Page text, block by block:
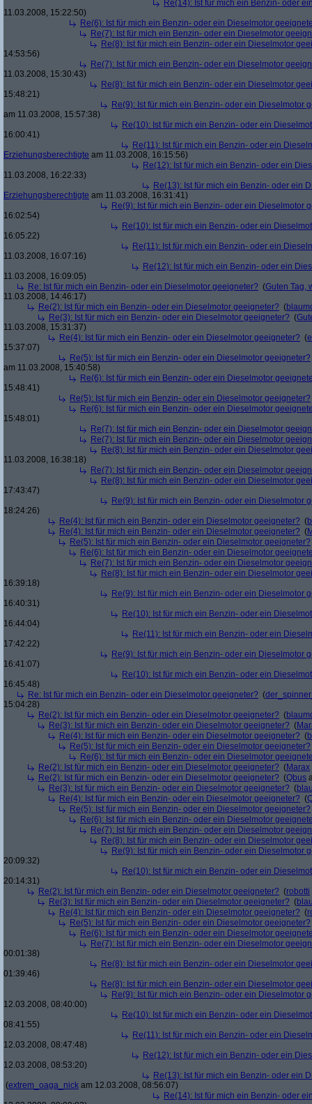
Re(14): Ist für mich ein Benzin- oder
11.03.2008, 15:22:50)
Re(6): Ist für mich ein Benzin- oder ein Dieselmotor
Re(7): Ist für mich ein Benzin- oder ein Dieselmotor
Re(8): Ist für mich ein Benzin- oder ein Dieselmotor
14:53:56)
Re(7): Ist für mich ein Benzin- oder ein Dieselmotor
11.03.2008, 15:30:43)
Re(8): Ist für mich ein Benzin- oder ein Dieselmotor
15:48:21)
Re(9): Ist für mich ein Benzin- oder ein Dieselmotor
am 11.03.2008, 15:57:38)
Re(10): Ist für mich ein Benzin- oder ein
16:00:41)
Re(11): Ist für mich ein Benzin- oder ein
Erziehungsberechtigte am 11.03.2008, 16:15:56)
Re(12): Ist für mich ein Benzin- oder ein
11.03.2008, 16:22:33)
Re(13): Ist für mich ein Benzin- oder ein
Erziehungsberechtigte am 11.03.2008, 16:31:41)
Re(9): Ist für mich ein Benzin- oder ein Dieselmotor
16:02:54)
Re(10): Ist für mich ein Benzin- oder ein
16:05:22)
Re(11): Ist für mich ein Benzin- oder ein
11.03.2008, 16:07:16)
Re(12): Ist für mich ein Benzin- oder ein
11.03.2008, 16:09:05)
Re: Ist für mich ein Benzin- oder ein Dieselmotor geeigneter? (Guten Tag,
11.03.2008, 14:46:17)
Re(2): Ist für mich ein Benzin- oder ein Dieselmotor geeigneter? (
Re(3): Ist für mich ein Benzin- oder ein Dieselmotor geeigneter? (
11.03.2008, 15:31:37)
Re(4): Ist für mich ein Benzin- oder ein Dieselmotor geeigneter? (
15:37:07)
Re(5): Ist für mich ein Benzin- oder ein Dieselmotor geeigneter?
am 11.03.2008, 15:40:58)
Re(6): Ist für mich ein Benzin- oder ein Dieselmotor
15:48:41)
Re(5): Ist für mich ein Benzin- oder ein Dieselmotor geeigneter?
Re(6): Ist für mich ein Benzin- oder ein Dieselmotor
15:48:01)
Re(7): Ist für mich ein Benzin- oder ein Dieselmotor
Re(7): Ist für mich ein Benzin- oder ein Dieselmotor
Re(8): Ist für mich ein Benzin- oder ein Dieselmotor
11.03.2008, 16:38:18)
Re(7): Ist für mich ein Benzin- oder ein Dieselmotor
Re(8): Ist für mich ein Benzin- oder ein Dieselmotor
17:43:47)
Re(9): Ist für mich ein Benzin- oder ein Dieselmotor
18:24:26)
Re(4): Ist für mich ein Benzin- oder ein Dieselmotor geeigneter? (
Re(4): Ist für mich ein Benzin- oder ein Dieselmotor geeigneter? (
Re(5): Ist für mich ein Benzin- oder ein Dieselmotor geeigneter?
Re(6): Ist für mich ein Benzin- oder ein Dieselmotor
Re(7): Ist für mich ein Benzin- oder ein Dieselmotor
Re(8): Ist für mich ein Benzin- oder ein Dieselmotor
16:39:18)
Re(9): Ist für mich ein Benzin- oder ein Dieselmotor
16:40:31)
Re(10): Ist für mich ein Benzin- oder ein
16:44:04)
Re(11): Ist für mich ein Benzin- oder ein
17:42:22)
Re(9): Ist für mich ein Benzin- oder ein Dieselmotor
16:41:07)
Re(10): Ist für mich ein Benzin- oder ein
16:45:48)
Re: Ist für mich ein Benzin- oder ein Dieselmotor geeigneter? (
15:04:28)
Re(2): Ist für mich ein Benzin- oder ein Dieselmotor geeigneter? (
Re(3): Ist für mich ein Benzin- oder ein Dieselmotor geeigneter? (
Re(4): Ist für mich ein Benzin- oder ein Dieselmotor geeigneter? (
Re(5): Ist für mich ein Benzin- oder ein Dieselmotor geeigneter?
Re(6): Ist für mich ein Benzin- oder ein Dieselmotor
Re(2): Ist für mich ein Benzin- oder ein Dieselmotor geeigneter? (Marax
Re(2): Ist für mich ein Benzin- oder ein Dieselmotor geeigneter? (Qbus
Re(3): Ist für mich ein Benzin- oder ein Dieselmotor geeigneter? (
Re(4): Ist für mich ein Benzin- oder ein Dieselmotor geeigneter? (
Re(5): Ist für mich ein Benzin- oder ein Dieselmotor geeigneter?
Re(6): Ist für mich ein Benzin- oder ein Dieselmotor
Re(7): Ist für mich ein Benzin- oder ein Dieselmotor
Re(8): Ist für mich ein Benzin- oder ein Dieselmotor
Re(9): Ist für mich ein Benzin- oder ein Dieselmotor
20:09:32)
Re(10): Ist für mich ein Benzin- oder ein
20:14:31)
Re(2): Ist für mich ein Benzin- oder ein Dieselmotor geeigneter? (robotti
Re(3): Ist für mich ein Benzin- oder ein Dieselmotor geeigneter? (
Re(4): Ist für mich ein Benzin- oder ein Dieselmotor geeigneter? (
Re(5): Ist für mich ein Benzin- oder ein Dieselmotor geeigneter?
Re(6): Ist für mich ein Benzin- oder ein Dieselmotor
Re(7): Ist für mich ein Benzin- oder ein Dieselmotor
00:01:38)
Re(8): Ist für mich ein Benzin- oder ein Dieselmotor
01:39:46)
Re(8): Ist für mich ein Benzin- oder ein Dieselmotor
Re(9): Ist für mich ein Benzin- oder ein Dieselmotor
12.03.2008, 08:40:00)
Re(10): Ist für mich ein Benzin- oder ein
08:41:55)
Re(11): Ist für mich ein Benzin- oder ein
12.03.2008, 08:47:48)
Re(12): Ist für mich ein Benzin- oder ein
12.03.2008, 08:53:20)
Re(13): Ist für mich ein Benzin- oder ein
(extrem_oaga_nick am 12.03.2008, 08:56:07)
Re(14): Ist für mich ein Benzin- oder